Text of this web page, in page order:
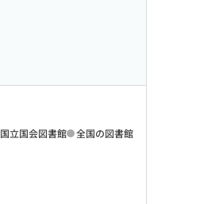
国立国会図書館 全国の図書館